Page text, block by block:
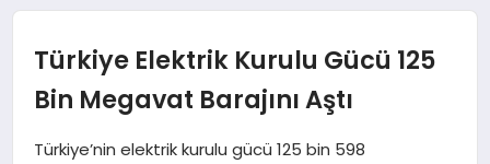
SPOR
Türkiye Elektrik Kurulu Gücü 125
Bin Megavat Barajını Aştı
Türkiye’nin elektrik kurulu gücü 125 bin 598